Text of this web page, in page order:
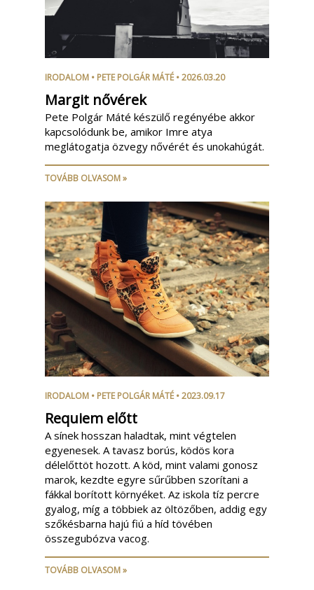
IRODALOM • PETE POLGÁR MÁTÉ• 2026.03.20
Margit nővérek
Pete Polgár Máté készülő regényébe akkor
kapcsolódunk be, amikor Imre atya
meglátogatja özvegy nővérét és unokahúgát.
TOVÁBB OLVASOM »
IRODALOM • PETE POLGÁR MÁTÉ• 2023.09.17
Requiem előtt
A sínek hosszan haladtak, mint végtelen
egyenesek. A tavasz borús, ködös kora
délelőttöt hozott. A köd, mint valami gonosz
marok, kezdte egyre sűrűbben szorítani a
fákkal borított környéket. Az iskola tíz percre
gyalog, míg a többiek az öltözőben, addig egy
szőkésbarna hajú fiú a híd tövében
összegubózva vacog.
TOVÁBB OLVASOM »